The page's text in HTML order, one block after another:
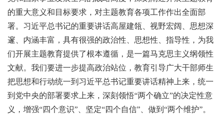
的重大意义和目标要求，对主题教育各项工作作出全面部
署。习近平总书记的重要讲话高屋建瓴、视野宏阔、思想深
邃、内涵丰富，具有很强的政治性、思想性、指导性，为我
们开展主题教育提供了根本遵循，是一篇马克思主义纲领性
文献。我们要进一步提高政治站位，教育引导广大干部师生
把思想和行动统一到习近平总书记重要讲话精神上来，统一
到党中央的部署要求上来，深刻领悟“两个确立”的决定性意
义，增强“四个意识”、坚定“四个自信”、做到“两个维护”。